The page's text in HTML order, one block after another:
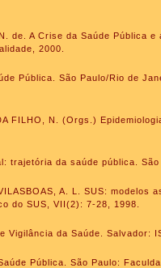
de. A Crise da Saúde Pública e
2000.
Pública. São Paulo/Rio de
FILHO, N. (Orgs.)
trajetória da saúde pública.
A. L. SUS: modelos
do SUS, VII(2): 7-28, 1998.
Vigilância da Saúde. Salvador:
Pública. São Paulo: